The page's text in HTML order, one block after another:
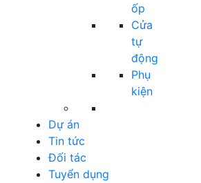
ốp
Cửa
tự
động
Phụ
kiện
Dự án
Tin tức
Đối tác
Tuyển dụng